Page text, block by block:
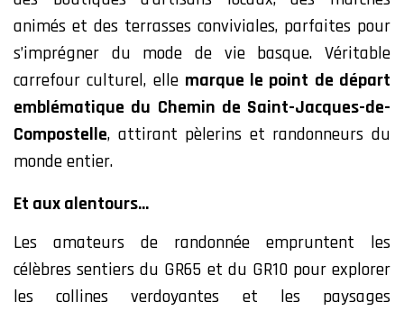
animés et des terrasses conviviales, parfaites pour
s’imprégner du mode de vie basque. Véritable
carrefour culturel, elle marque le point de départ
emblématique du Chemin de Saint-Jacques-de-
Compostelle, attirant pèlerins et randonneurs du
monde entier.
Et aux alentours…
Les amateurs de randonnée empruntent les
célèbres sentiers du GR65 et du GR10 pour explorer
les collines verdoyantes et les paysages